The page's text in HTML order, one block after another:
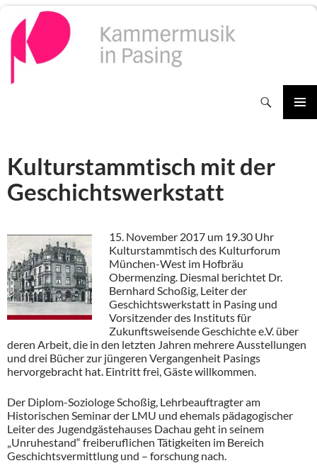
Inhalt
springen
Kulturstammtisch mit der
Geschichtswerkstatt
15. November 2017 um 19.30 Uhr
Kulturstammtisch des Kulturforum
München-West im Hofbräu
Obermenzing. Diesmal berichtet Dr.
Bernhard Schoßig, Leiter der
Geschichtswerkstatt in Pasing und
Vorsitzender des Instituts für
Zukunftsweisende Geschichte e.V. über
deren Arbeit, die in den letzten Jahren mehrere Ausstellungen
und drei Bücher zur jüngeren Vergangenheit Pasings
hervorgebracht hat. Eintritt frei, Gäste willkommen.
Der Diplom-Soziologe Schoßig, Lehrbeauftragter am
Historischen Seminar der LMU und ehemals pädagogischer
Leiter des Jugendgästehauses Dachau geht in seinem
„Unruhestand“ freiberuflichen Tätigkeiten im Bereich
Geschichtsvermittlung und – forschung nach.